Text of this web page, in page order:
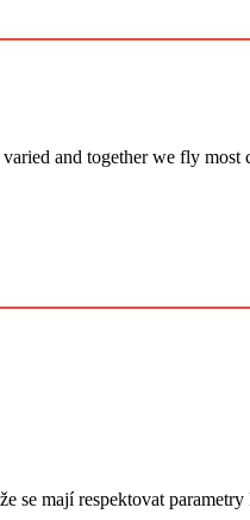
and together we fly most
se mají respektovat